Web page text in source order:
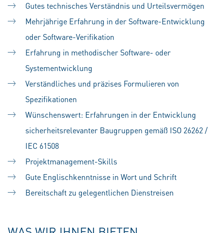
Gutes technisches Verständnis und Urteilsvermögen
Mehrjährige Erfahrung in der Software-Entwicklung
oder Software-Verifikation
Erfahrung in methodischer Software- oder
Systementwicklung
Verständliches und präzises Formulieren von
Spezifikationen
Wünschenswert: Erfahrungen in der Entwicklung
sicherheitsrelevanter Baugruppen gemäß ISO 26262 /
IEC 61508
Projektmanagement-Skills
Gute Englischkenntnisse in Wort und Schrift
Bereitschaft zu gelegentlichen Dienstreisen